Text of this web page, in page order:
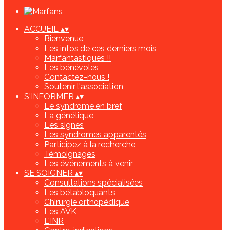
ACCUEIL ▴▾
Bienvenue
Les infos de ces derniers mois
Marfantastiques !!
Les bénévoles
Contactez-nous !
Soutenir l'association
S'INFORMER ▴▾
Le syndrome en bref
La génétique
Les signes
Les syndromes apparentés
Participez à la recherche
Témoignages
Les événements à venir
SE SOIGNER ▴▾
Consultations spécialisées
Les bétabloquants
Chirurgie orthopédique
Les AVK
L'INR